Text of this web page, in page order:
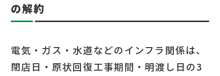
の解約
電気・ガス・水道などのインフラ関係は、
閉店日・原状回復工事期間・明渡し日の3